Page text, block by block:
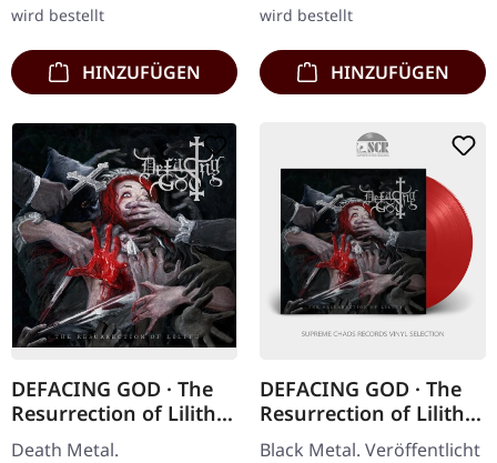
wird bestellt
HINZUFÜGEN
wird bestellt
HINZUFÜGEN
DEFACING GOD · The
Resurrection of Lilith |
DIGISLEEVE CD
Death Metal.
DEFACING GOD · The
Resurrection of Lilith |
TRANSPARENT RED 2LP
Black Metal. Veröffentlicht